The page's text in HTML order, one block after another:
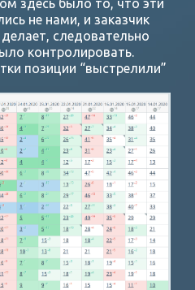
здесь было то, что эти
не нами, и заказчик
следовательно
контролировать.
позиции “выстрелили”